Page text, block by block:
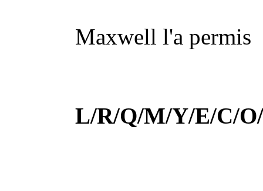
Maxwell l'a permis
L/R/Q/M/Y/E/C/